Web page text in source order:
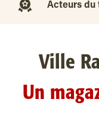
Acteurs du
Ville
Un